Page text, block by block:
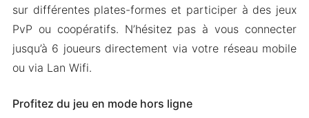
sur différentes plates-formes et participer à des jeux
PvP ou coopératifs. N’hésitez pas à vous connecter
jusqu’à 6 joueurs directement via votre réseau mobile
ou via Lan Wifi.
Profitez du jeu en mode hors ligne